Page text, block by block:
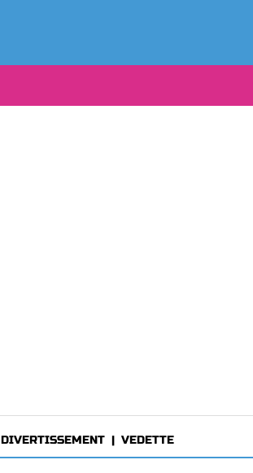
DIVERTISSEMENT | VEDETTE